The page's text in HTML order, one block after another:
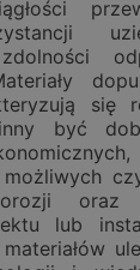
się
być
oraz
lub